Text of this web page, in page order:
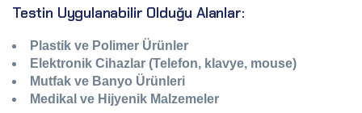
Testin Uygulanabilir Olduğu Alanlar:
Plastik ve Polimer Ürünler
Elektronik Cihazlar (Telefon, klavye, mouse)
Mutfak ve Banyo Ürünleri
Medikal ve Hijyenik Malzemeler